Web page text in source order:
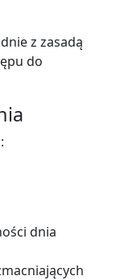
z zasadą
do
dnia